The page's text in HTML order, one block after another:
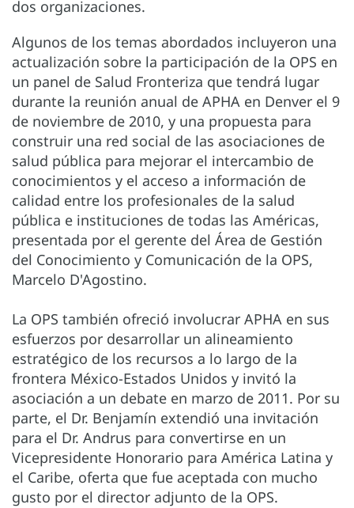
dos organizaciones.
Algunos de los temas abordados incluyeron una
actualización sobre la participación de la OPS en
un panel de Salud Fronteriza que tendrá lugar
durante la reunión anual de APHA en Denver el 9
de noviembre de 2010, y una propuesta para
construir una red social de las asociaciones de
salud pública para mejorar el intercambio de
conocimientos y el acceso a información de
calidad entre los profesionales de la salud
pública e instituciones de todas las Américas,
presentada por el gerente del Área de Gestión
del Conocimiento y Comunicación de la OPS,
Marcelo D'Agostino.
La OPS también ofreció involucrar APHA en sus
esfuerzos por desarrollar un alineamiento
estratégico de los recursos a lo largo de la
frontera México-Estados Unidos y invitó la
asociación a un debate en marzo de 2011. Por su
parte, el Dr. Benjamín extendió una invitación
para el Dr. Andrus para convertirse en un
Vicepresidente Honorario para América Latina y
el Caribe, oferta que fue aceptada con mucho
gusto por el director adjunto de la OPS.